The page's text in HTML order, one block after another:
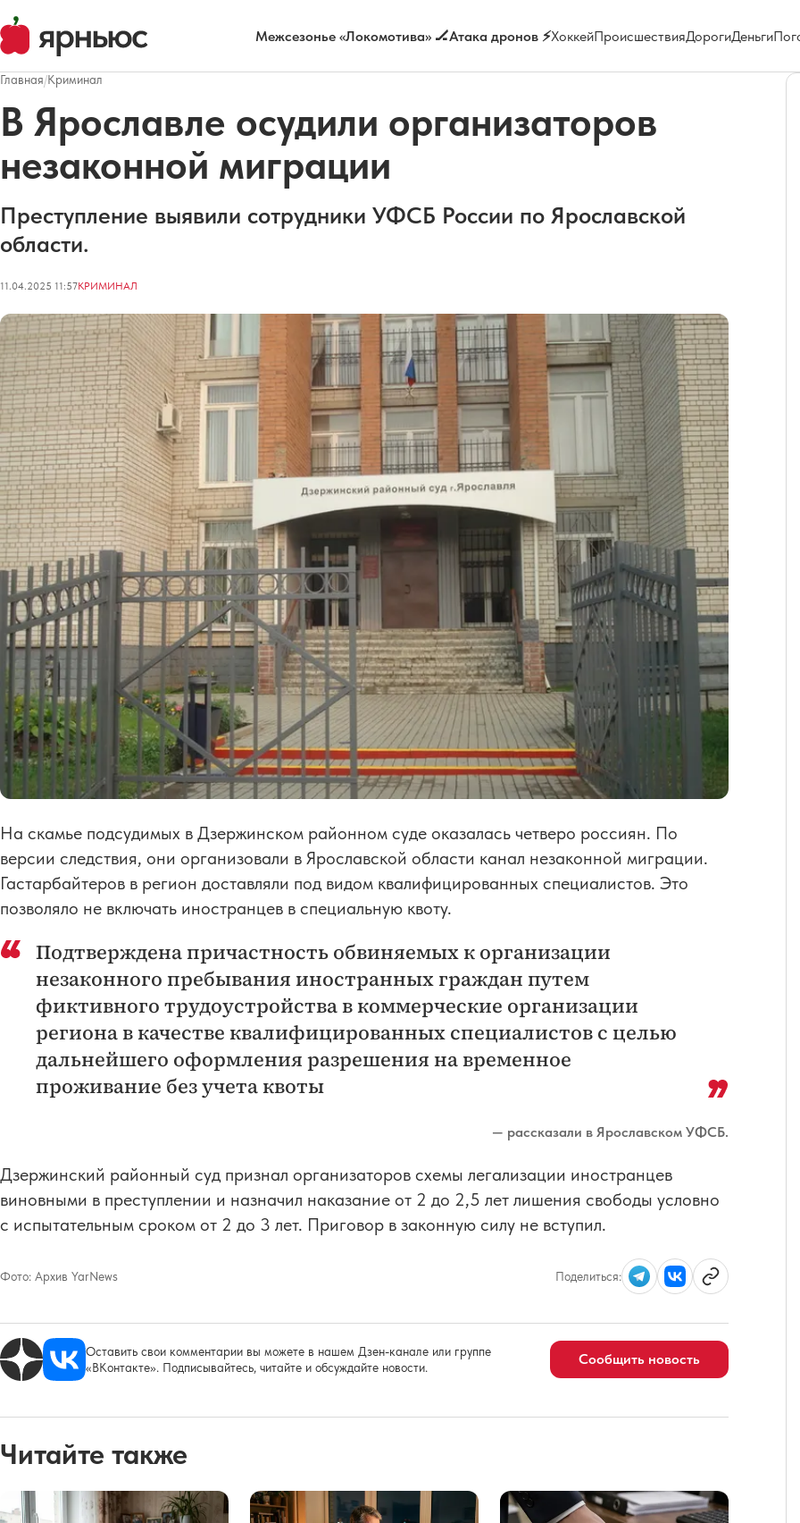
Межсезонье «Локомотива» 🏒Атака дронов ⚡ХоккейПроисшествияДорогиДеньги
Главная/Криминал
В Ярославле осудили организаторов
незаконной миграции
Преступление выявили сотрудники УФСБ России по Ярославской
области.
11.04.2025 11:57КРИМИНАЛ
На скамье подсудимых в Дзержинском районном суде оказалась четверо россиян. По
версии следствия, они организовали в Ярославской области канал незаконной миграции.
Гастарбайтеров в регион доставляли под видом квалифицированных специалистов. Это
позволяло не включать иностранцев в специальную квоту.
Подтверждена причастность обвиняемых к организации
незаконного пребывания иностранных граждан путем
фиктивного трудоустройства в коммерческие организации
региона в качестве квалифицированных специалистов с целью
дальнейшего оформления разрешения на временное
проживание без учета квоты
— рассказали в Ярославском УФСБ.
Дзержинский районный суд признал организаторов схемы легализации иностранцев
виновными в преступлении и назначил наказание от 2 до 2,5 лет лишения свободы условно
с испытательным сроком от 2 до 3 лет. Приговор в законную силу не вступил.
Фото: Архив YarNews Поделиться:
Оставить свои комментарии вы можете в нашем Дзен-канале или группе
«ВКонтакте». Подписывайтесь, читайте и обсуждайте новости.
Сообщить новость
Читайте также